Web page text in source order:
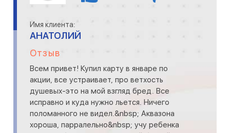
Имя клиента:
АНАТОЛИЙ
Отзыв
Всем привет! Купил карту в январе по
акции, все устраивает, про ветхость
душевых-это на мой взгляд бред. Все
исправно и куда нужно льется. Ничего
поломанного не видел.&nbsp; Аквазона
хороша, парралельно&nbsp; учу ребенка